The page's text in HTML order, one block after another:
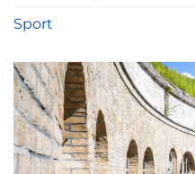
Sport